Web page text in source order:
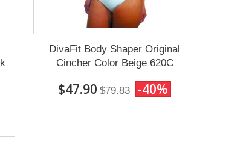
DivaFit Body Shaper Original
Cincher Color Beige 620C
$47.90 $79.83 -40%